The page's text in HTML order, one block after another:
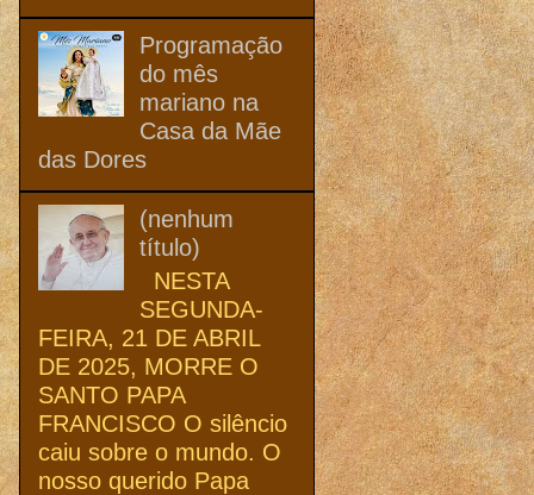
Programação
do mês
mariano na
Casa da Mãe
das Dores
(nenhum
título)
NESTA
SEGUNDA-
FEIRA, 21 DE ABRIL
DE 2025, MORRE O
SANTO PAPA
FRANCISCO O silêncio
caiu sobre o mundo. O
nosso querido Papa